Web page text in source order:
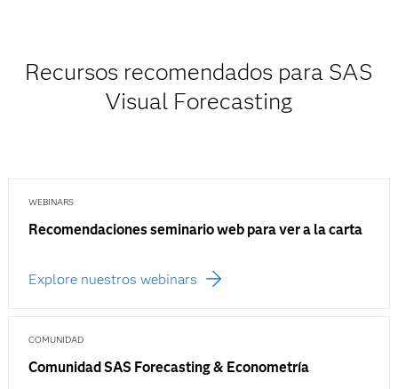
Recursos recomendados para SAS
Visual Forecasting
WEBINARS
Recomendaciones seminario web para ver a la carta
Explore nuestros webinars
COMUNIDAD
Comunidad SAS Forecasting & Econometría